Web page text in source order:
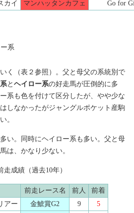
カイ マンハッタンカフェ Go for
系
く（表２参照）。父と母父の系統別で
と ヘイロー系の好走馬が圧倒的に多
系も色を付けて区分したが、やや少な
しなかったがジャングルポケット産駒
。
い。同時にヘイロー系も多い。父と母
は、かなり少ない。
走成績（過去10年）
前走レース名 前人 前着
アー 金鯱賞G2 9
5